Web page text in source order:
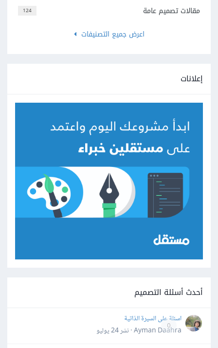
124
مقالات تصميم عامة
اعرض جميع التصنيفات
إعلانات
أحدث أسئلة التصميم
0
اسئلة على السيرة الذاتية
Ayman Daahra · نشر
24 يوليو